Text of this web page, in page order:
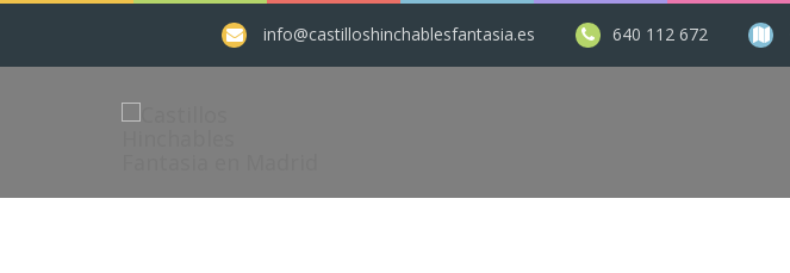
info@castilloshinchablesfantasia.es 640 112 672